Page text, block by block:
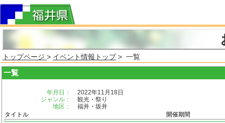
トップページ > イベント情報トップ> 一覧
一覧
年月日：
2022年11月18日
ジャンル：
観光・祭り
地区：
福井・坂井
タイトル
開催期間